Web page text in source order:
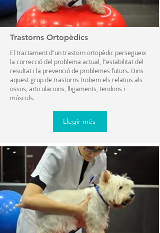
Trastorns Ortopèdics
El tractament d‟un trastorn ortopèdic persegueix
la correcció del problema actual, l‟estabilitat del
resultat i la prevenció de problemes futurs. Dins
aquest grup de trastorns trobem els relatius als
ossos, articulacions, lligaments, tendons i
músculs.
Llegir més